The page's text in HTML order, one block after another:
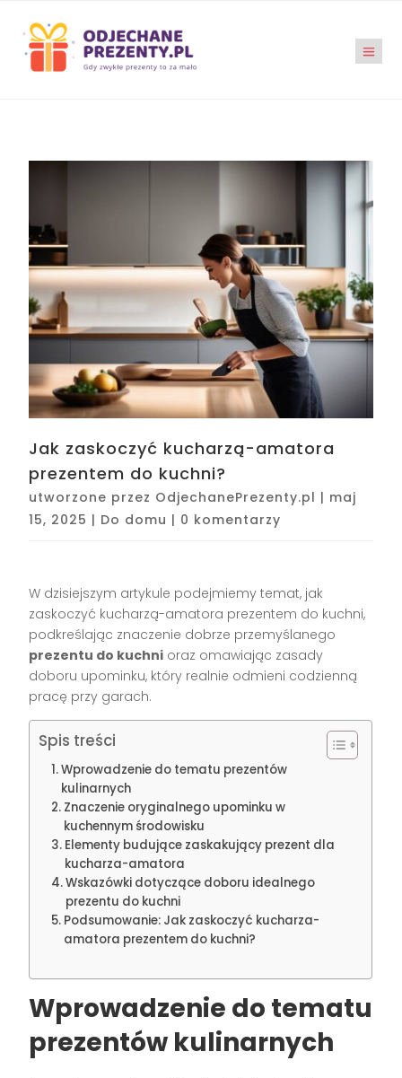
Jak zaskoczyć kucharzą-amatora
prezentem do kuchni?
utworzone przez OdjechanePrezenty.pl | maj
15, 2025 | Do domu | 0 komentarzy
W dzisiejszym artykule podejmiemy temat, jak
zaskoczyć kucharzą-amatora prezentem do kuchni,
podkreślając znaczenie dobrze przemyślanego
prezentu do kuchni oraz omawiając zasady
doboru upominku, który realnie odmieni codzienną
pracę przy garach.
Spis treści
Wprowadzenie do tematu prezentów
kulinarnych
Znaczenie oryginalnego upominku w
kuchennym środowisku
Elementy budujące zaskakujący prezent dla
kucharza-amatora
Wskazówki dotyczące doboru idealnego
prezentu do kuchni
Podsumowanie: Jak zaskoczyć kucharza-
amatora prezentem do kuchni?
Wprowadzenie do tematu
prezentów kulinarnych